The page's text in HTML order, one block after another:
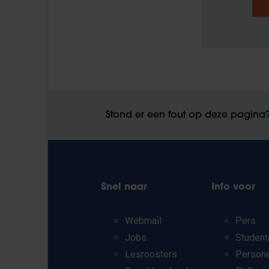
Stond er een fout op deze
Snel naar
Webmail
Jobs
Lesroosters
Info voor
Pers